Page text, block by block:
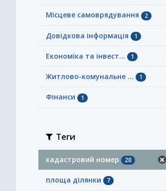
Місцеве самоврядування 2
Довідкова інформація 1
Економіка та інвест... 1
Житлово-комунальне ... 1
Фінанси 1
Теги
кадастровий номер 20
площа ділянки 7